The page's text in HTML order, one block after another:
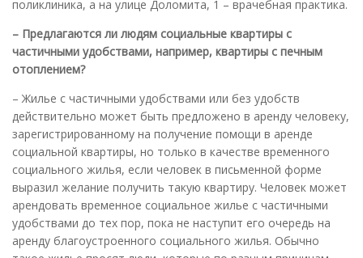
поликлиника, а на улице Доломита, 1 – врачебная практика.
– Предлагаются ли людям социальные квартиры с
частичными удобствами, например, квартиры с печным
отоплением?
– Жилье с частичными удобствами или без удобств
действительно может быть предложено в аренду человеку,
зарегистрированному на получение помощи в аренде
социальной квартиры, но только в качестве временного
социального жилья, если человек в письменной форме
выразил желание получить такую квартиру. Человек может
арендовать временное социальное жилье с частичными
удобствами до тех пор, пока не наступит его очередь на
аренду благоустроенного социального жилья. Обычно